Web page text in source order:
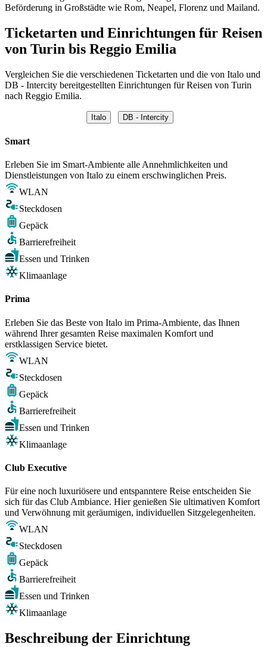
Beförderung in Großstädte wie Rom, Neapel, Florenz und Mailand.
Ticketarten und Einrichtungen für Reisen
von Turin bis Reggio Emilia
Vergleichen Sie die verschiedenen Ticketarten und die von Italo und
DB - Intercity bereitgestellten Einrichtungen für Reisen von Turin
nach Reggio Emilia.
Italo DB - Intercity
Smart
Erleben Sie im Smart-Ambiente alle Annehmlichkeiten und
Dienstleistungen von Italo zu einem erschwinglichen Preis.
WLAN
Steckdosen
Gepäck
Barrierefreiheit
Essen und Trinken
Klimaanlage
Prima
Erleben Sie das Beste von Italo im Prima-Ambiente, das Ihnen
während Ihrer gesamten Reise maximalen Komfort und
erstklassigen Service bietet.
WLAN
Steckdosen
Gepäck
Barrierefreiheit
Essen und Trinken
Klimaanlage
Club Executive
Für eine noch luxuriösere und entspanntere Reise entscheiden Sie
sich für das Club Ambiance. Hier genießen Sie ultimativen Komfort
und Verwöhnung mit geräumigen, individuellen Sitzgelegenheiten.
WLAN
Steckdosen
Gepäck
Barrierefreiheit
Essen und Trinken
Klimaanlage
Beschreibung der Einrichtung